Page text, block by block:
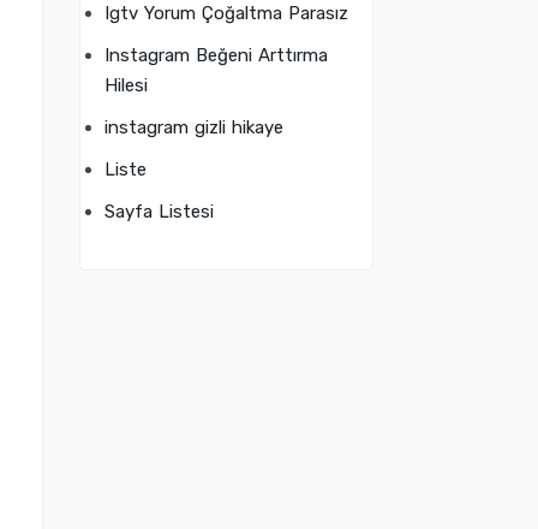
Igtv Yorum Çoğaltma Parasız
Instagram Beğeni Arttırma
Hilesi
instagram gizli hikaye
Liste
Sayfa Listesi